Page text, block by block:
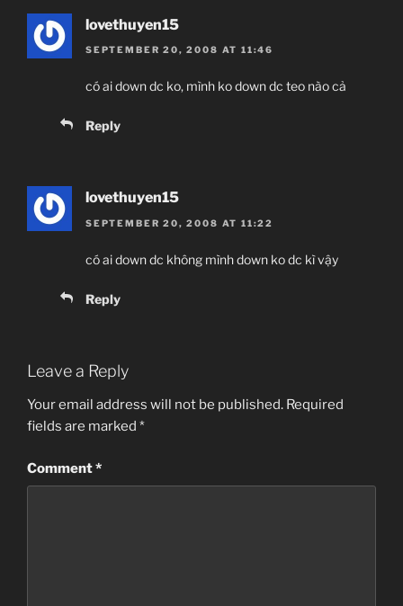
lovethuyen15
SEPTEMBER 20, 2008 AT 11:46
có ai down dc ko, mình ko down dc teo nào cả
Reply
lovethuyen15
SEPTEMBER 20, 2008 AT 11:22
có ai down dc không mình down ko dc kì vậy
Reply
Leave a Reply
Your email address will not be published. Required
fields are marked *
Comment*